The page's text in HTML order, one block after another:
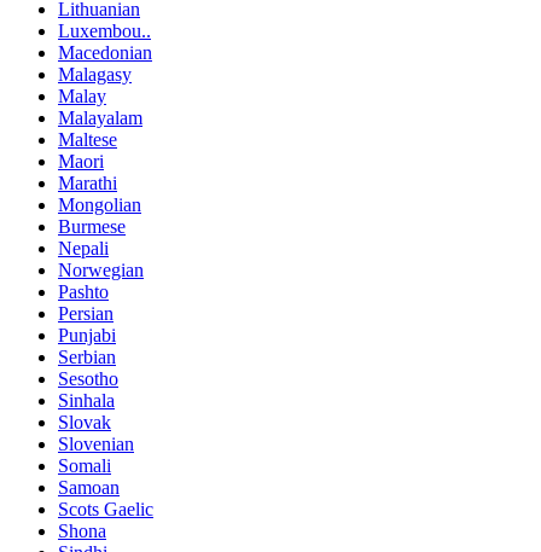
Lithuanian
Luxembou..
Macedonian
Malagasy
Malay
Malayalam
Maltese
Maori
Marathi
Mongolian
Burmese
Nepali
Norwegian
Pashto
Persian
Punjabi
Serbian
Sesotho
Sinhala
Slovak
Slovenian
Somali
Samoan
Scots Gaelic
Shona